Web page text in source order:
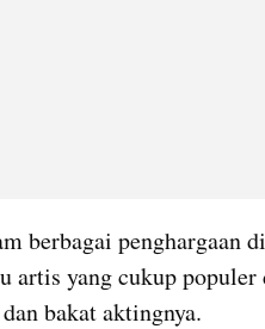
berbagai penghargaan
artis yang cukup
bakat aktingnya.